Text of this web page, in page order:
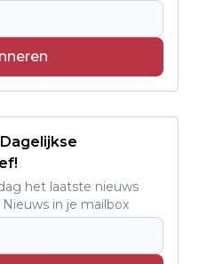
het laatste nieuws
in je mailbox